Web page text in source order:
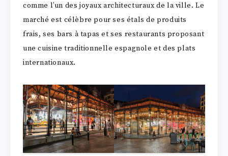
comme l’un des joyaux architecturaux de la ville. Le
marché est célèbre pour ses étals de produits
frais, ses bars à tapas et ses restaurants proposant
une cuisine traditionnelle espagnole et des plats
internationaux.